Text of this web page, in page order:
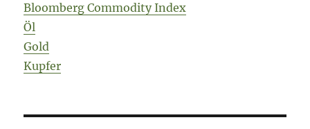
Bloomberg Commodity Index
Öl
Gold
Kupfer